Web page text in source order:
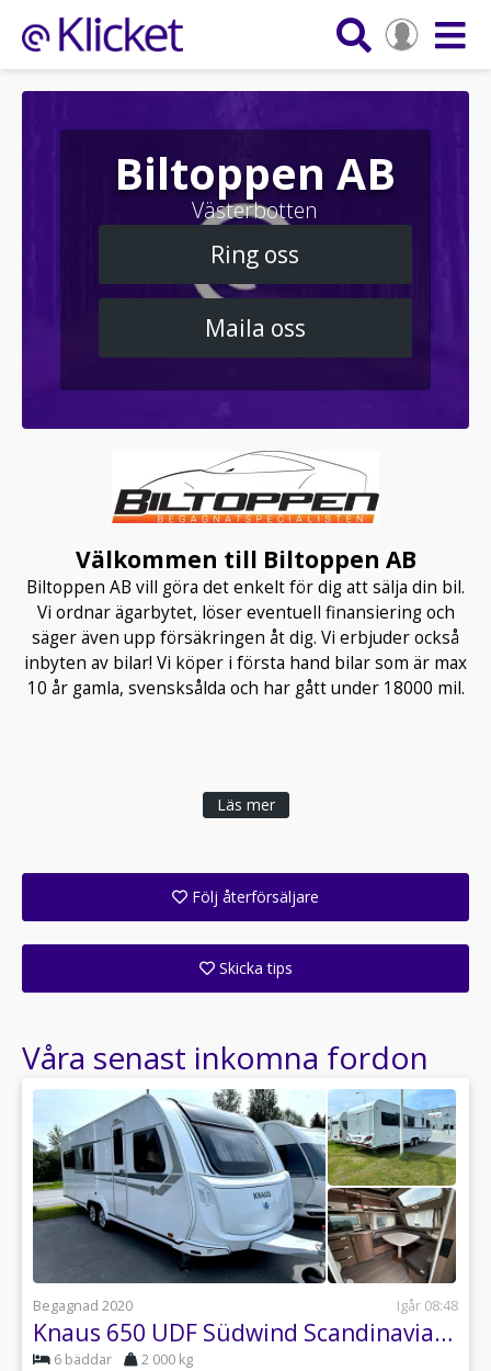
Biltoppen AB
Västerbotten
Ring oss
Maila oss
Välkommen till Biltoppen AB
Biltoppen AB vill göra det enkelt för dig att sälja din bil.
Vi ordnar ägarbytet, löser eventuell finansiering och
säger även upp försäkringen åt dig. Vi erbjuder också
inbyten av bilar! Vi köper i första hand bilar som är max
10 år gamla, svensksålda och har gått under 18000 mil.
Läs mer
Följ återförsäljare
Skicka tips
Våra senast inkomna fordon
Begagnad 2020 Igår 08:48
Knaus 650 UDF Südwind Scandinavian Selection Barnkammare / AC Höstkamp
6 bäddar 2 000 kg